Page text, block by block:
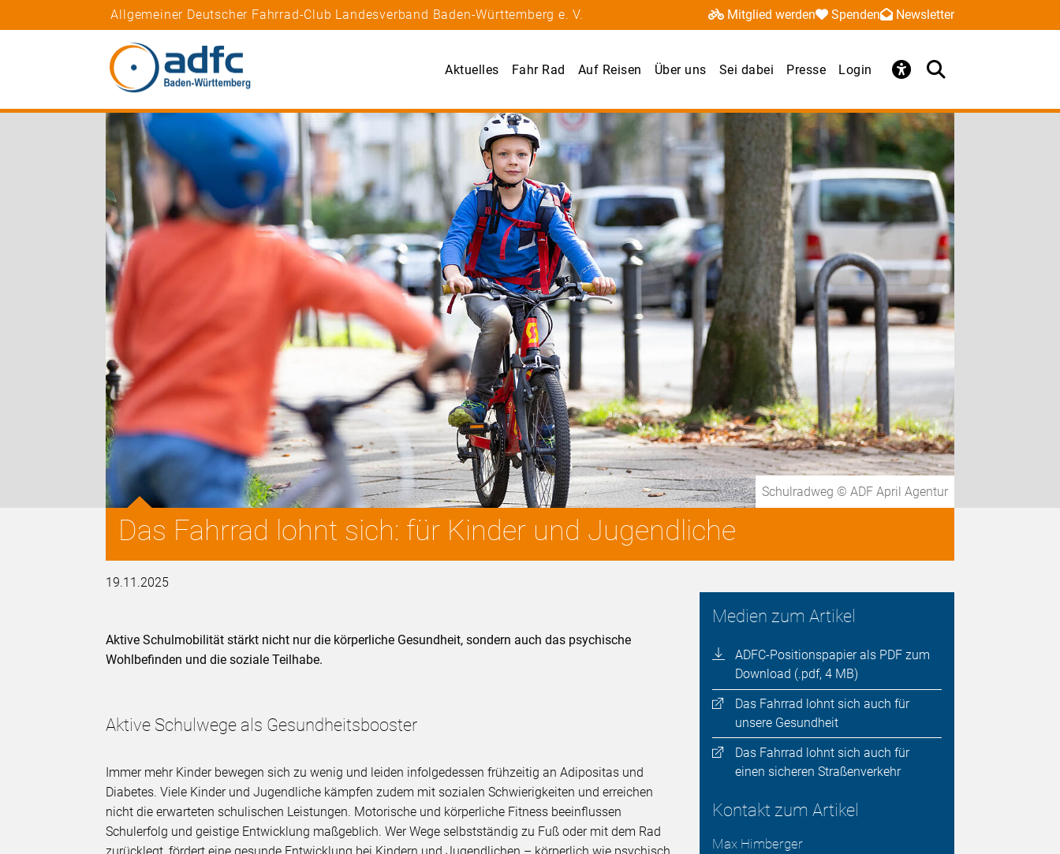
Allgemeiner Deutscher Fahrrad-Club Landesverband Baden-Württemberg e. V. Mitglied werden Spenden Newsletter
Aktuelles Fahr Rad Auf Reisen Über uns Sei dabei Presse Login
Schulradweg © ADF April Agentur
Das Fahrrad lohnt sich: für Kinder und Jugendliche
19.11.2025
Medien zum Artikel
ADFC-Positionspapier als PDF zum
Download (.pdf, 4 MB)
Das Fahrrad lohnt sich auch für
unsere Gesundheit
Das Fahrrad lohnt sich auch für
einen sicheren Straßenverkehr
Kontakt zum Artikel
Max Himberger
Aktive Schulmobilität stärkt nicht nur die körperliche Gesundheit, sondern auch das psychische
Wohlbefinden und die soziale Teilhabe.
Aktive Schulwege als Gesundheitsbooster
Immer mehr Kinder bewegen sich zu wenig und leiden infolgedessen frühzeitig an Adipositas und
Diabetes. Viele Kinder und Jugendliche kämpfen zudem mit sozialen Schwierigkeiten und erreichen
nicht die erwarteten schulischen Leistungen. Motorische und körperliche Fitness beeinflussen
Schulerfolg und geistige Entwicklung maßgeblich. Wer Wege selbstständig zu Fuß oder mit dem Rad